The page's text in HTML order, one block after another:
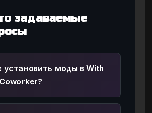
задаваемые
установить моды в With